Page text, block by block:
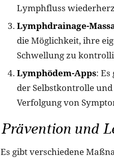
Lymphfluss
Lymphdrainage-
die Möglichkeit, ihre
Schwellung zu
Lymphödem-Apps:
der Selbstkontrolle
Verfolgung von
Prävention und
Es gibt verschiedene